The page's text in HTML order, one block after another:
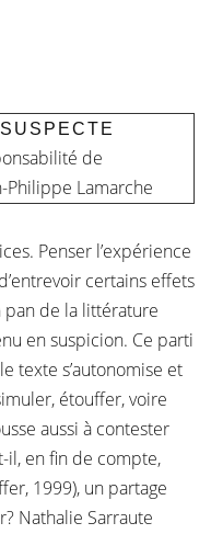
de
Philippe Lamarche
Penser l’expérience
certains effets
pan de la littérature
en suspicion. Ce parti
texte s’autonomise et
étouffer, voire
aussi à contester
il, en fin de compte,
1999), un partage
Nathalie Sarraute